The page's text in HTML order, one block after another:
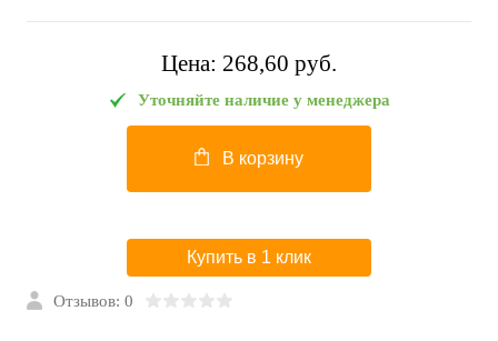
Цена: 268,60 pуб.
Уточняйте наличие у менеджера
В корзину
Купить в 1 клик
Отзывов: 0